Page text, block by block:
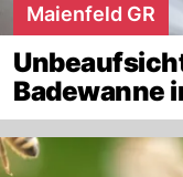
Maienfeld GR
Badewanne